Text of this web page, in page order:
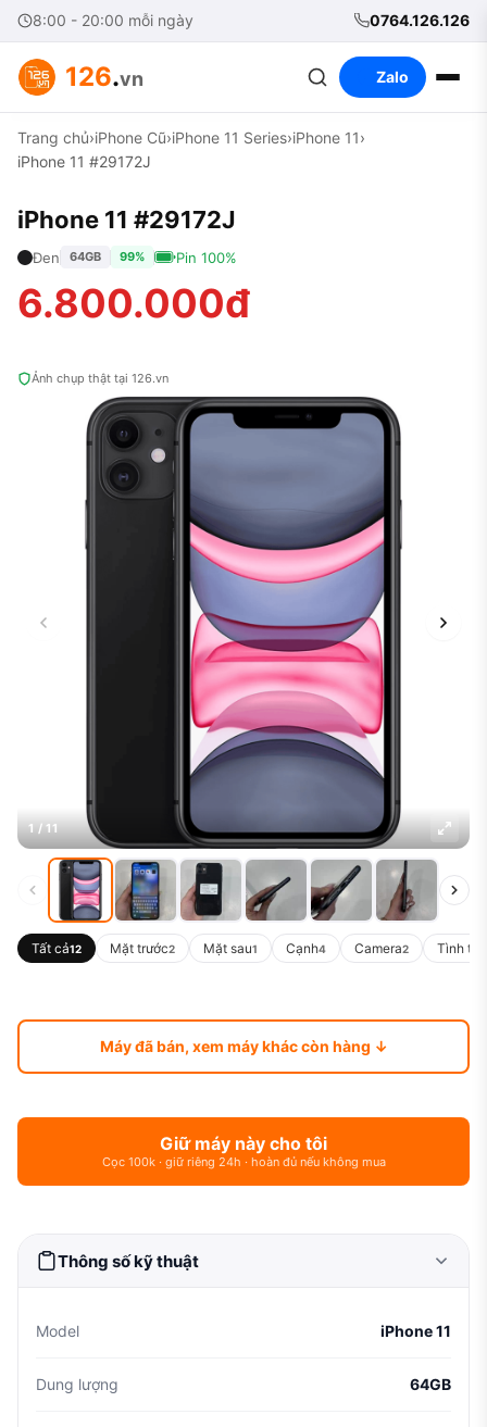
8:00 - 20:00 mỗi ngày 0764.126.126
126.vn Zalo
Trang chủ›iPhone Cũ›iPhone 11 Series›iPhone 11›
iPhone 11 #29172J
Ảnh chụp thật tại 126.vn
1 / 11
Tất cả12 Mặt trước2 Mặt sau1 Cạnh4 Camera2 Tình
iPhone 11 #29172J
Đen 64GB 99% Pin 100%
6.800.000đ
Máy đã bán, xem máy khác còn hàng ↓
Giữ máy này cho tôi
Cọc 100k · giữ riêng 24h · hoàn đủ nếu không mua
Thông số kỹ thuật
Model iPhone 11
Dung lượng 64GB